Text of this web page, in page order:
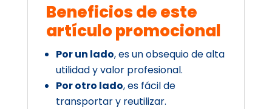
Beneficios de este
artículo promocional
Por un lado, es un obsequio de alta
utilidad y valor profesional.
Por otro lado, es fácil de
transportar y reutilizar.